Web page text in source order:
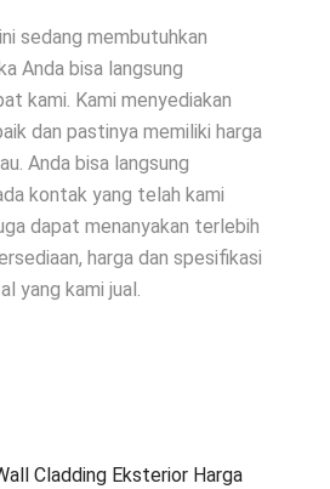
sedang membutuhkan
Anda bisa langsung
kami. Kami menyediakan
dan pastinya memiliki harga
Anda bisa langsung
kontak yang telah kami
dapat menanyakan terlebih
harga dan spesifikasi
yang kami jual.
Cladding Eksterior Harga